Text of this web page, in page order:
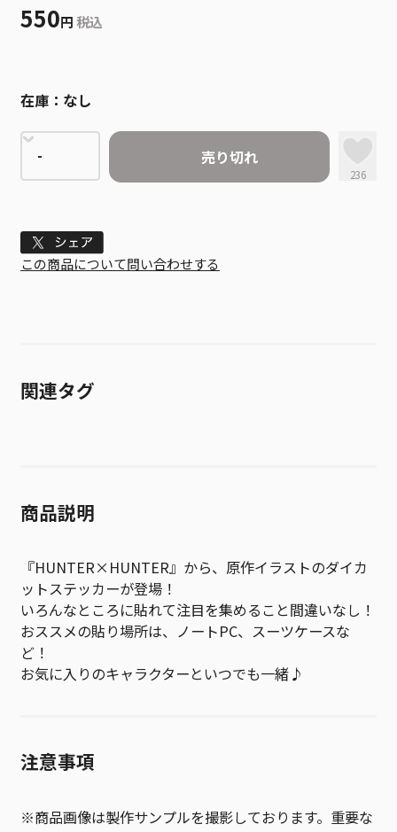
550円 税込
在庫： なし
売り切れ
236
Tweet
この商品について問い合わせする
関連タグ
商品説明
『HUNTER×HUNTER』から、原作イラストのダイカ
ットステッカーが登場！
いろんなところに貼れて注目を集めること間違いなし！
おススメの貼り場所は、ノートPC、スーツケースな
ど！
お気に入りのキャラクターといつでも一緒♪
注意事項
※商品画像は製作サンプルを撮影しております。重要な